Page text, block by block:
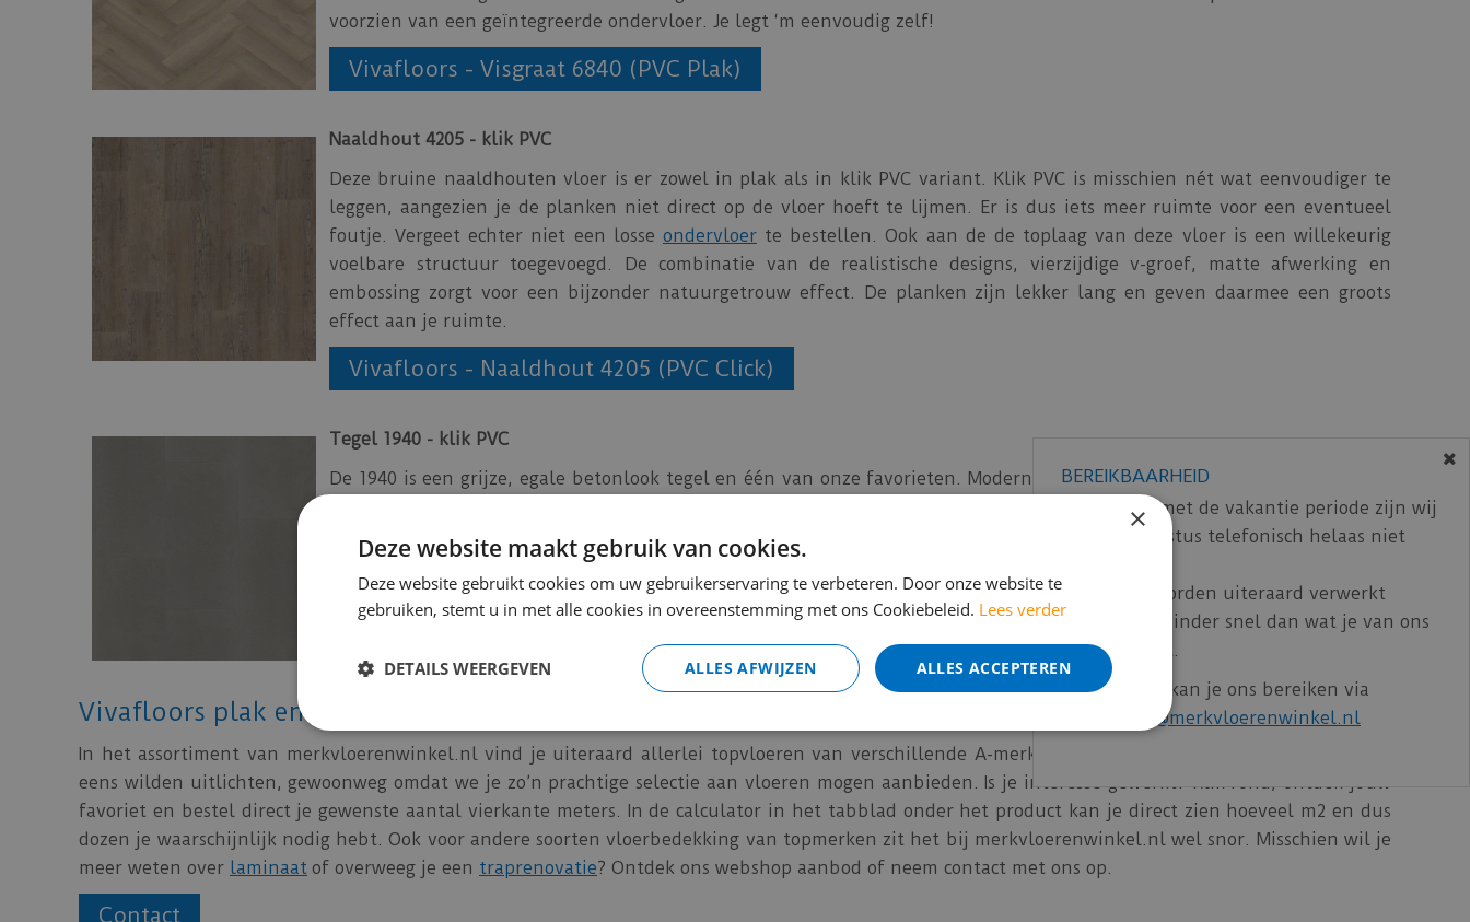
voorzien van een geïntegreerde ondervloer. Je legt ‘m eenvoudig zelf!
Vivafloors - Visgraat 6840 (PVC Plak)
Naaldhout 4205 - klik PVC
Deze bruine naaldhouten vloer is er zowel in plak als in klik PVC variant. Klik PVC is misschien nét wat eenvoudiger te
leggen, aangezien je de planken niet direct op de vloer hoeft te lijmen. Er is dus iets meer ruimte voor een eventueel
foutje. Vergeet echter niet een losse ondervloerte bestellen. Ook aan de de toplaag van deze vloer is een willekeurig
voelbare structuur toegevoegd. De combinatie van de realistische designs, vierzijdige v-groef, matte afwerking en
embossing zorgt voor een bijzonder natuurgetrouw effect. De planken zijn lekker lang en geven daarmee een groots
effect aan je ruimte.
Vivafloors - Naaldhout 4205 (PVC Click)
Tegel 1940 - klik PVC
De 1940 is een grijze, egale betonlook tegel en één van onze favorieten. Modern en industrieel! De 1900-serie bestaat uit
vier kleuren betonlook tegels, waarvan de twee donkerste ook verkrijgbaar zijn in visgraat. Dit maakt jouw industriële
interieur helemaal compleet! De tegels uit deze serie hebben een vrij egale look en een minimalistische v-groef. De
voelbare structuur komt overeen met de structuur van een echte tegel. Daarnaast is het een stuk beter betaalbaar dan
een natuurstenen vloer. Je kan kiezen uit klik of plak PVC.
Vivafloors - Tegel 1940 (PVC Click)
Vivafloors plak en klik PVC kopen bij merkvloerenwinkel.nl
In het assortiment van merkvloerenwinkel.nl vind je uiteraard allerlei topvloeren van verschillende A-merken. Vivafloors is zo’n merk dat we graag
eens wilden uitlichten, gewoonweg omdat we je zo’n prachtige selectie aan vloeren mogen aanbieden. Is je interesse gewerkt? Klik rond, ontdek jouw
favoriet en bestel direct je gewenste aantal vierkante meters. In de calculator in het tabblad onder het product kan je direct zien hoeveel m2 en dus
dozen je waarschijnlijk nodig hebt. Ook voor andere soorten vloerbedekking van topmerken zit het bij merkvloerenwinkel.nl wel snor. Misschien wil je
meer weten over laminaat of overweeg je een traprenovatie? Ontdek ons webshop aanbod of neem contact met ons op.
Contact
BEREIKBAARHEID
In verband met de vakantie periode zijn wij
t/m 14 augustus telefonisch helaas niet
Bestelling worden uiteraard verwerkt
echter iets minder snel dan wat je van ons
gewend bent.
Voor vragen kan je ons bereiken via
info@merkvloerenwinkel.nl
×
Deze website maakt gebruik van cookies.
Deze website gebruikt cookies om uw gebruikerservaring te verbeteren. Door onze website te
gebruiken, stemt u in met alle cookies in overeenstemming met ons Cookiebeleid. Lees verder
ALLES ACCEPTEREN
ALLES AFWIJZEN
DETAILS WEERGEVEN